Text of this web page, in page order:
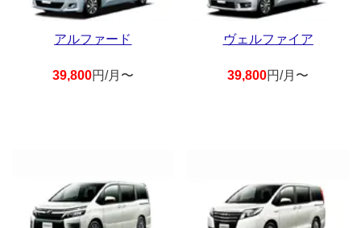
アルファード
39,800円/月〜
ヴェルファイア
39,800円/月〜